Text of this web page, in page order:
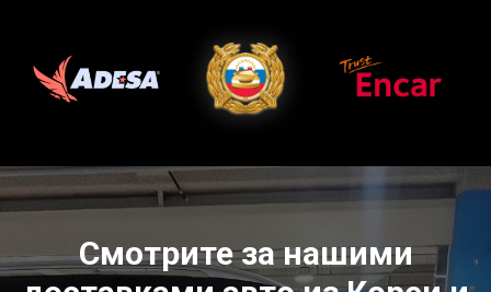
Смотрите за нашими